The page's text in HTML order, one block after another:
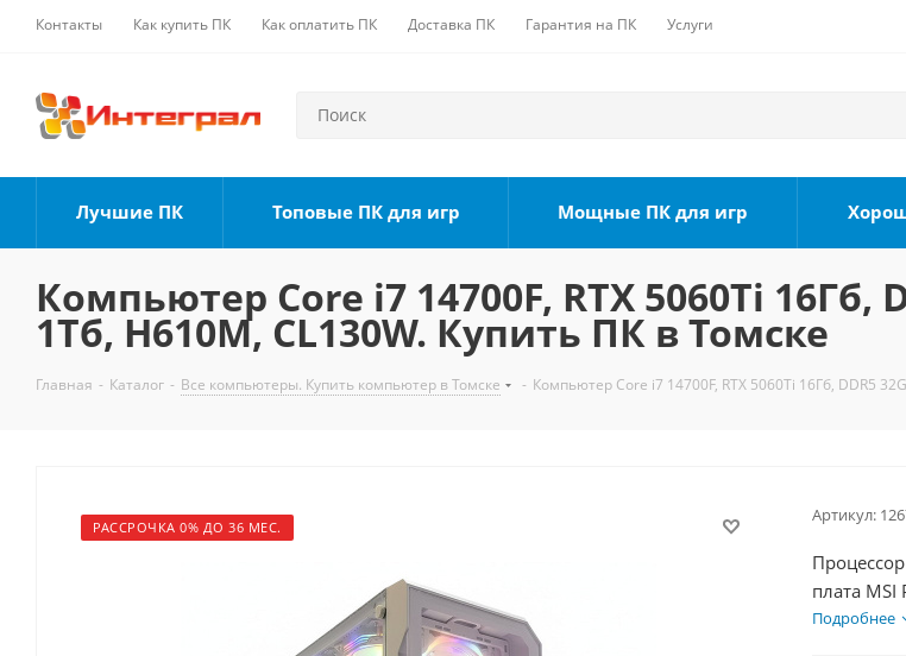
Контакты Как купить ПК Как оплатить ПК Доставка ПК Гарантия на ПК Услуги
Лучшие ПК Топовые ПК для игр Мощные ПК для игр
Компьютер Core i7 14700F, RTX 5060Ti 16Гб,
1Тб, H610M, CL130W. Купить ПК в Томске
Главная - Каталог - Все компьютеры. Купить компьютер в Томске - Компьютер Core i7 14700F, RTX 5060Ti 16Гб, DDR5
РАССРОЧКА 0% ДО 36 МЕС.
Артикул:
плата
Диски
Подробнее